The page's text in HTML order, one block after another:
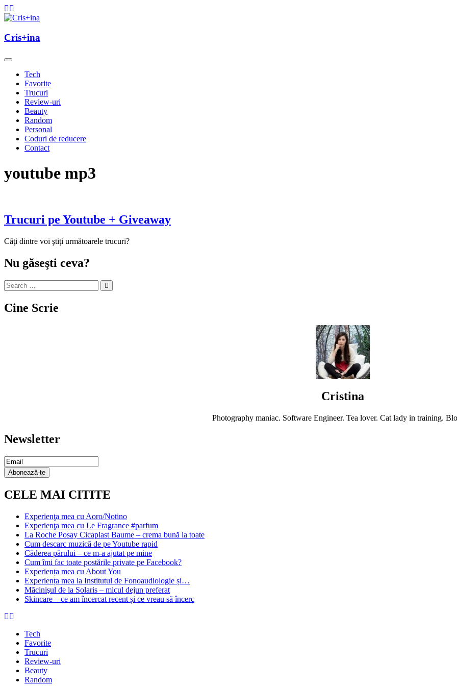
Skip
to
Cris+ina
Cris+ina
Tech
Favorite
Trucuri
Review-uri
Beauty
Random
Personal
Coduri de reducere
Contact
youtube mp3
Trucuri pe Youtube + Giveaway
Câţi dintre voi ştiţi următoarele trucuri?
Nu găseşti ceva?
Cine Scrie
Cristina
Photography maniac. Software Engineer. Tea lover. Cat lady in training.
Newsletter
Email Subscription
Abonează-te
CELE MAI CITITE
Experienţa mea cu Aoro/Notino
Experienţa mea cu Le Fragrance #parfum
La Roche Posay Cicaplast Baume – crema bună la toate
Cum descarc muzică de pe Youtube rapid
Căderea părului – ce m-a ajutat pe mine
Cum îmi fac toate postările private pe Facebook?
Experiența mea cu About You
Experiența mea la Institutul de Fonoaudiologie și…
Măcinişul de la Solaris – micul dejun preferat
Skincare – ce am încercat recent și ce vreau să încerc
Tech
Favorite
Trucuri
Review-uri
Beauty
Random